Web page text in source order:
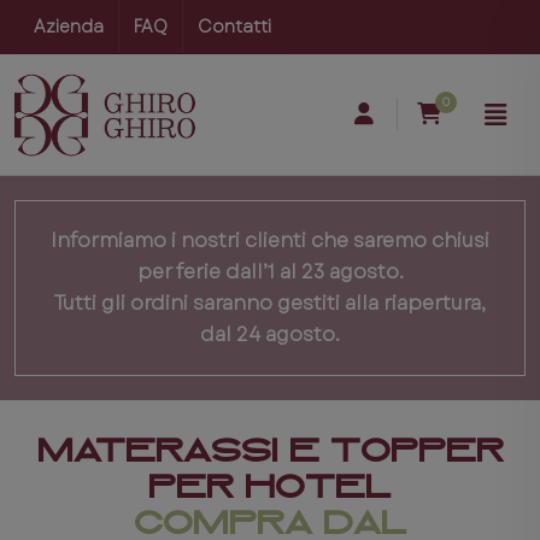
Azienda FAQ Contatti
0
Informiamo i nostri clienti che saremo chiusi
per ferie dall’1 al 23 agosto.
Tutti gli ordini saranno gestiti alla riapertura,
dal 24 agosto.
Materassi e Topper
per Hotel
Compra dal